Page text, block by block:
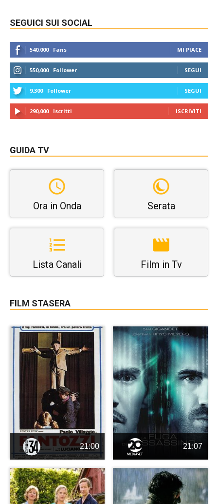
SEGUICI SUI SOCIAL
540,000 Fans MI PIACE
550,000 Follower SEGUI
9,300 Follower SEGUI
290,000 Iscritti ISCRIVITI
GUIDA TV
Ora in Onda Serata
Lista Canali Film in Tv
FILM STASERA
21:00 21:07